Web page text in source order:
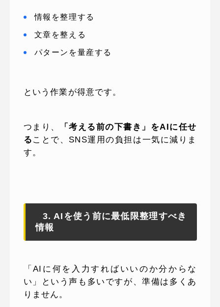
情報を整理する
文章を整える
パターンを量産する
という作業が得意です。
つまり、
「考える前の下書き」をAIに任せ
る ことで、SNS運用の負担は一気に減りま
す。
3. AIを使う前に最低限整理すべき
情報
「AIに何を入力すればいいのか分からな
い」という声も多いですが、準備は多くあ
りません。